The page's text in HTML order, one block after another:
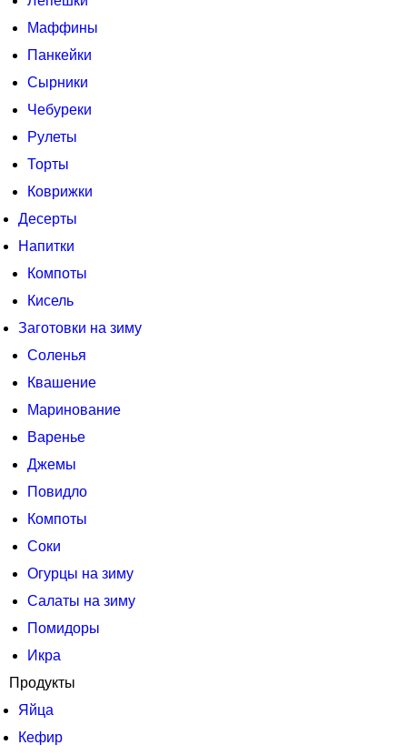
Маффины
Панкейки
Сырники
Чебуреки
Рулеты
Торты
Коврижки
Десерты
Напитки
Компоты
Кисель
Заготовки на зиму
Соленья
Квашение
Маринование
Варенье
Джемы
Повидло
Компоты
Соки
Огурцы на зиму
Салаты на зиму
Помидоры
Икра
Продукты
Яйца
Кефир